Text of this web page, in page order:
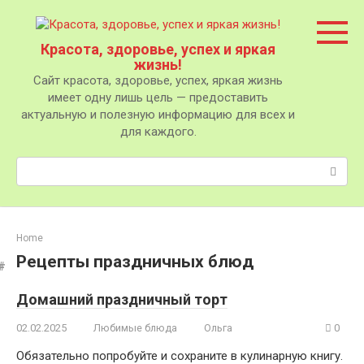
контентуКрасота, здоровье, успех и яркая
жизнь!
Сайт красота, здоровье, успех, яркая жизнь
имеет одну лишь цель — предоставить
актуальную и полезную информацию для всех и
для каждого.
Поиск:
Home
Рецепты праздничных блюд
Домашний праздничный торт
02.02.2025 Любимые блюда Ольга 0
Обязательно попробуйте и сохраните в кулинарную книгу.